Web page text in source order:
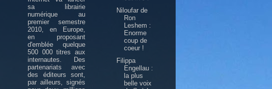
sa librairie
numérique au
premier semestre
2010, en Europe,
en proposant
d'emblée quelque
500 000 titres aux
internautes. Des
partenariats avec
des éditeurs sont,
par ailleurs, signés
Niloufar de
Ron
Leshem :
Enorme
coup de
coeur !
Filippa
Engellau :
la plus
belle voix